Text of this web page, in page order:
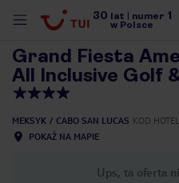
30 lat numer 1
w Polsce
Grand Fiesta
All Inclusive Golf
MEKSYK CABO SAN LUCAS KOD
POKAŻ NA MAPIE
Ups, ta oferta